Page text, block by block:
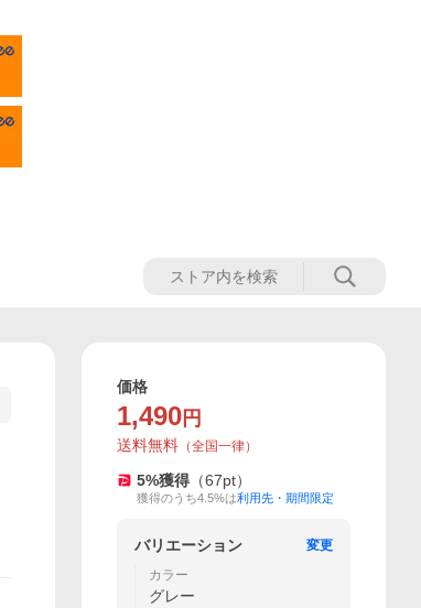
価格
1,490 円
送料無料 （全国一律）
5%獲得 （67pt）
獲得のうち4.5%は利用先・期間限定
バリエーション
変更
カラー
グレー